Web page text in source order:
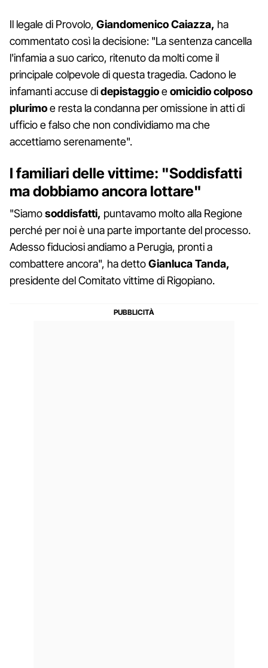
Il legale di Provolo, Giandomenico Caiazza, ha
commentato così la decisione: "La sentenza cancella
l'infamia a suo carico, ritenuto da molti come il
principale colpevole di questa tragedia. Cadono le
infamanti accuse didepistaggioeomicidio colposo
plurimoe resta la condanna per omissione in atti di
ufficio e falso che non condividiamo ma che
accettiamo serenamente".
I familiari delle vittime: "Soddisfatti
ma dobbiamo ancora lottare"
"Siamosoddisfatti, puntavamo molto alla Regione
perché per noi è una parte importante del processo.
Adesso fiduciosi andiamo a Perugia, pronti a
combattere ancora", ha dettoGianluca Tanda,
presidente del Comitato vittime di Rigopiano.